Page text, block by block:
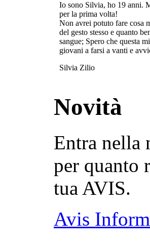
Io sono Silvia, ho 19 anni.
per la prima volta!
Non avrei potuto fare cosa
del gesto stesso e quanto
sangue; Spero che questa
giovani a farsi a vanti e
Silvia Zilio
Novità
Entra nella
per quanto
tua AVIS.
Avis